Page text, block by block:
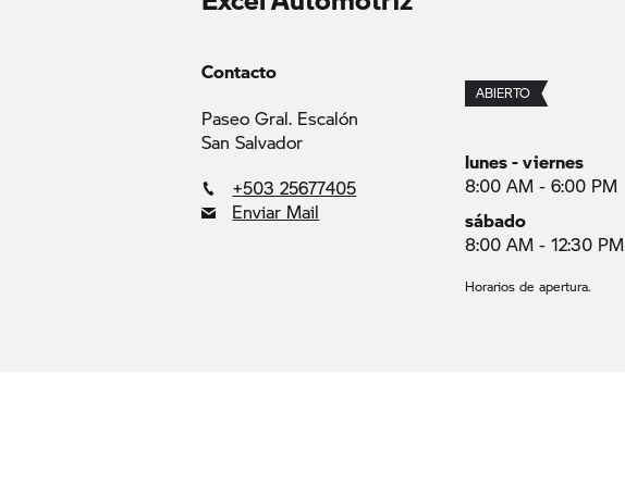
Contacto
Paseo Gral. Escalón
San Salvador
+503 25677405
Enviar Mail
ABIERTO
lunes - viernes
8:00 AM - 6:00 PM
sábado
8:00 AM - 12:30 PM
Horarios de apertura.